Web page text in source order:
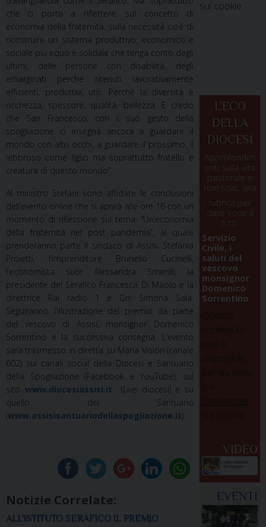
che ci porta a riflettere, sul concetto di
economia della fraternità, sulla necessità cioè di
ricostruire un sistema produttivo, economico e
sociale più equo e solidale che tenga conto degli
ultimi, delle persone con disabilità, degli
emarginati perché ritenuti lavorativamente
efficienti, produttivi, utili. Perché la diversità è
ricchezza, spessore, qualità, bellezza. E credo
che San Francesco, con il suo gesto della
spogliazione ci insegna ancora a guardare il
mondo con altri occhi, a guardare il prossimo, il
lebbroso come figlio ma soprattutto fratello e
creatura di questo mondo”.
Al ministro Stefani sono affidate le conclusioni
dell’evento online che si aprirà alle ore 16 con un
momento di riflessione sul tema: “Un’economia
della fraternità nel post pandemia”, al quale
prenderanno parte il sindaco di Assisi, Stefania
Proietti, l’imprenditore Brunello Cucinelli,
l’economista suor Alessandra Smerilli, la
presidente del Serafico Francesca Di Maolo e la
direttrice Rai radio 1 e Grr Simona Sala.
Seguiranno l’illustrazione del premio da parte
del vescovo di Assisi, monsignor Domenico
Sorrentino e la successiva consegna. L’evento
sarà trasmesso in diretta su Maria Vision (canale
602) sui canali social della Diocesi e Santuario
della Spogliazione (Facebook e YouTube), sul
sito www.diocesiassisi.it (Live diocesi) e su
quello del Santuario
(www.assisisantuariodellaspogliazione.it).
Notizie Correlate:
ALL’ISTITUTO SERAFICO IL PREMIO
sui cookie
L'ECO
DELLA
DIOCESI
Approfondim
enti sulla vita
pastorale e
non solo, una
rubrica per
dare voce a
tutti.
Servizio
Civile, i
saluti del
vescovo
monsignor
Domenico
Sorrentino
VIDEO
EVENTI